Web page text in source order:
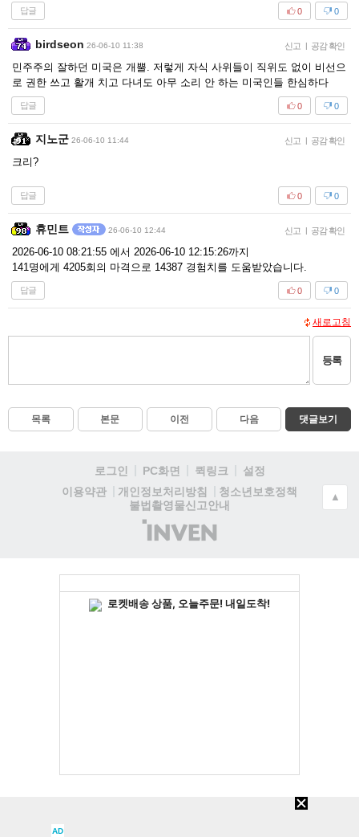
답글 0
0
birdseon 26-06-10 11:38 신고 | 공감 확인
민주주의 잘하던 미국은 개뿔. 저렇게 자식 사위들이 직위도 없이 비선으
로 권한 쓰고 활개 치고 다녀도 아무 소리 안 하는 미국인들 한심하다
답글 0
0
지노군 26-06-10 11:44 신고 | 공감 확인
크리?
답글 0
0
휴민트 26-06-10 12:44 신고 | 공감 확인
2026-06-10 08:21:55 에서 2026-06-10 12:15:26까지
141명에게 4205회의 마격으로 14387 경험치를 도움받았습니다.
답글 0
0
새로고침
등록
목록 본문 이전 다음 댓글보기
로그인 PC화면 퀵링크
설정
이용약관
개인정보처리방침
청소년보호정책
불법촬영물신고안내
(주)
인
▲
AD